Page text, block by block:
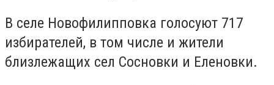
В селе Новофилипповка голосуют 717
избирателей, в том числе и жители
близлежащих сел Сосновки и Еленовки.